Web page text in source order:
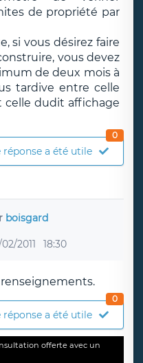
de propriété par
si vous désirez faire
vous devez
de deux mois à
tardive entre celle
celle dudit affichage
réponse a été utile
0
boisgard
2011 18:30
réponse a été utile
0
offerte avec un